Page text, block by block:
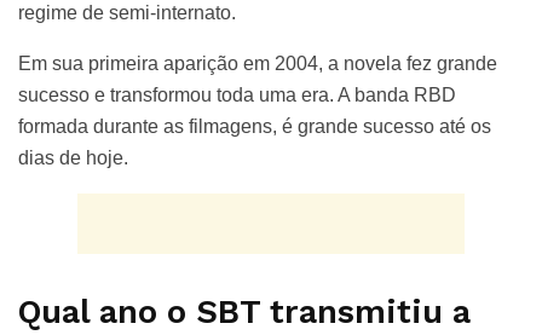
regime de semi-internato.
Em sua primeira aparição em 2004, a novela fez grande
sucesso e transformou toda uma era. A banda RBD
formada durante as filmagens, é grande sucesso até os
dias de hoje.
Qual ano o SBT transmitiu a